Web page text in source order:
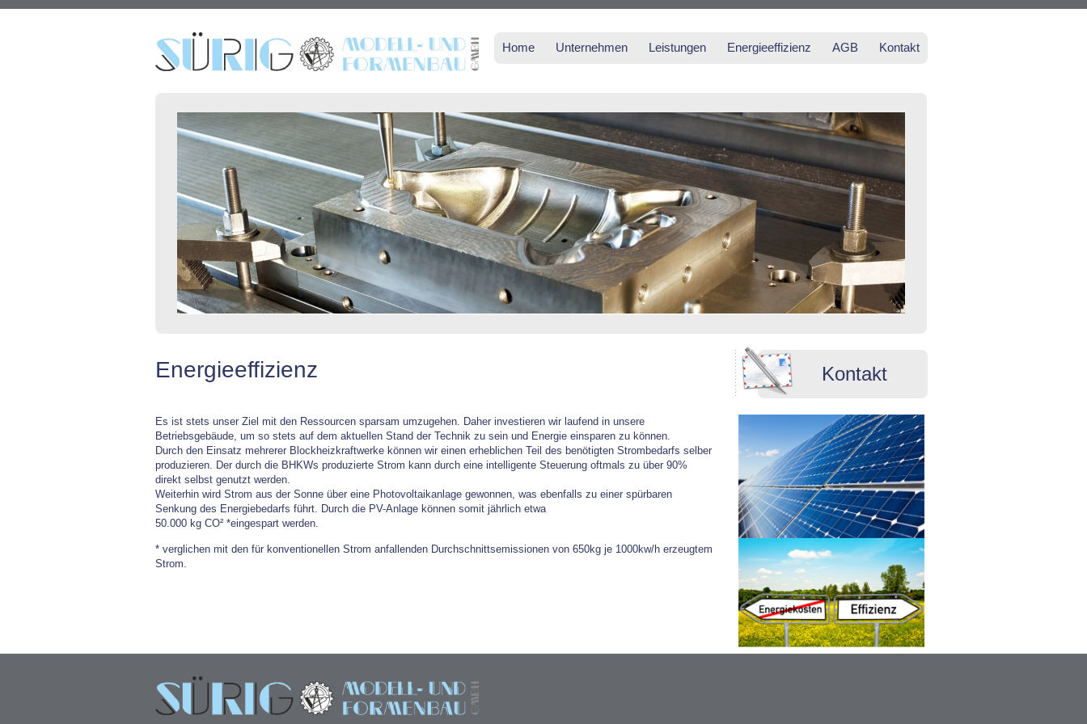
Home Unternehmen Leistungen Energieeffizienz AGB Kontakt
Energieeffizienz Kontakt
Es ist stets unser Ziel mit den Ressourcen sparsam umzugehen. Daher investieren wir laufend in unsere
Betriebsgebäude, um so stets auf dem aktuellen Stand der Technik zu sein und Energie einsparen zu können.
Durch den Einsatz mehrerer Blockheizkraftwerke können wir einen erheblichen Teil des benötigten Strombedarfs selber
produzieren. Der durch die BHKWs produzierte Strom kann durch eine intelligente Steuerung oftmals zu über 90%
direkt selbst genutzt werden.
Weiterhin wird Strom aus der Sonne über eine Photovoltaikanlage gewonnen, was ebenfalls zu einer spürbaren
Senkung des Energiebedarfs führt. Durch die PV-Anlage können somit jährlich etwa
50.000 kg CO² *eingespart werden.
* verglichen mit den für konventionellen Strom anfallenden Durchschnittsemissionen von 650kg je 1000kw/h erzeugtem
Strom.